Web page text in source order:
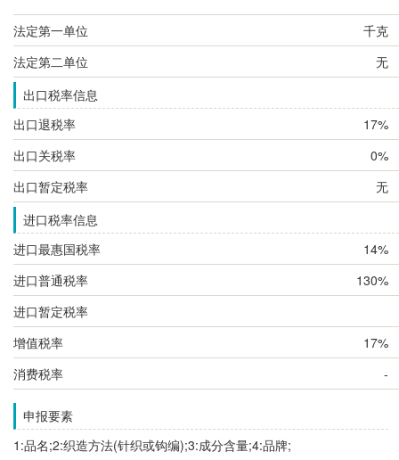
法定第一单位
千克
法定第二单位
无
出口税率信息
出口退税率
17%
出口关税率
0%
出口暂定税率
无
进口税率信息
进口最惠国税率
14%
进口普通税率
130%
进口暂定税率
增值税率
17%
消费税率
-
申报要素
1:品名;2:织造方法(针织或钩编);3:成分含量;4:品牌;